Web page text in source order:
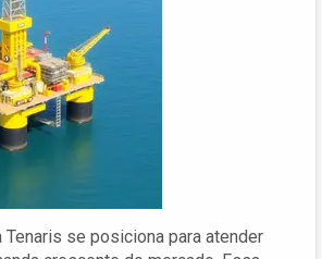
Tenaris se posiciona para atender